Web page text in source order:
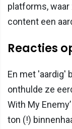
platforms,
content een
Reacties
En met 'aardig'
onthulde ze
With My
ton (!)